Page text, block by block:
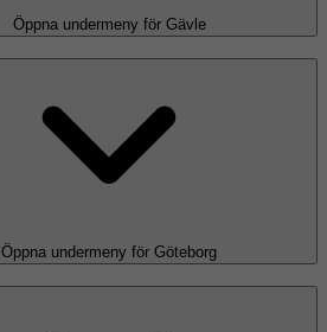
Öppna undermeny för Gävle
Öppna undermeny för Göteborg